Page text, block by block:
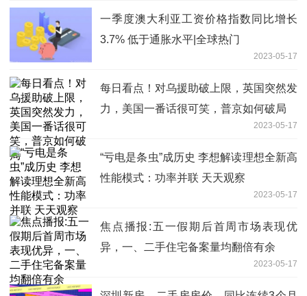
一季度澳大利亚工资价格指数同比增长
3.7% 低于通胀水平|全球热门
2023-05-17
每日看点！对乌援助破上限，英国突然发
力，美国一番话很可笑，普京如何破局
2023-05-17
“亏电是条虫”成历史 李想解读理想全新高
性能模式：功率并联 天天观察
2023-05-17
焦点播报:五一假期后首周市场表现优
异，一、二手住宅备案量均翻倍有余
2023-05-17